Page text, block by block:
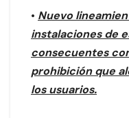
• Nuevo
instalaciones de
consecuentes
prohibición que
los usuarios.